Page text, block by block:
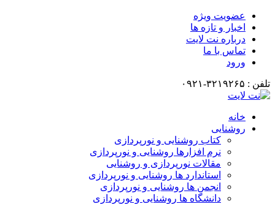
عضویت ویژه
اخبار و تازه ها
درباره نت لایت
تماس با ما
ورود
تلفن : ۳۲۱۹۲۶۵-۰۹۲۱
خانه
روشنایی
کتاب روشنایی و نورپردازی
نرم افزارها روشنایی و نورپردازی
مقالات نورپردازی و روشنایی
استاندارد ها روشنایی و نورپردازی
انجمن ها روشنایی و نورپردازی
دانشگاه ها روشنایی و نورپردازی